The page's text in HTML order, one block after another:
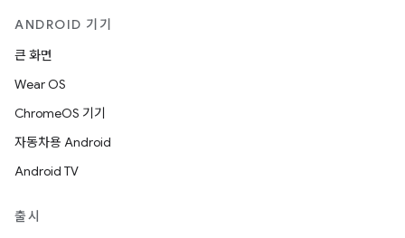
ANDROID 기기
큰 화면
Wear OS
ChromeOS 기기
자동차용 Android
Android TV
출시